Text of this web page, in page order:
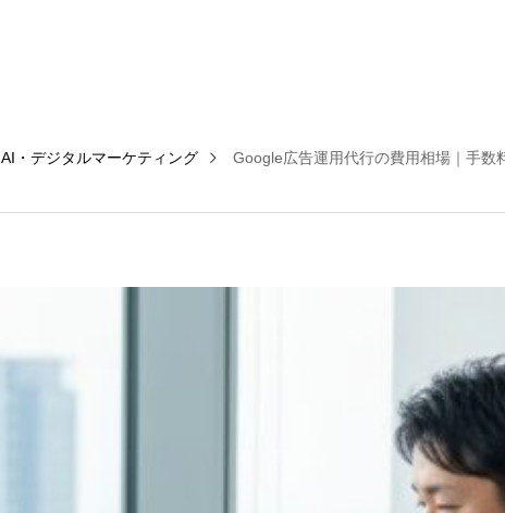
AI・デジタルマーケティング Google広告運用代行の費用相場｜手数